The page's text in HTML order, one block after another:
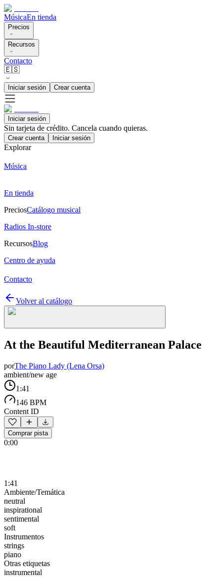
MúsicaEn tienda
Precios
Recursos
Contacto
🇪🇸
Iniciar sesión Crear cuenta
Iniciar sesión
Sin tarjeta de crédito. Cancela cuando quieras.
Crear cuenta Iniciar sesión
Explorar
Música
En tienda
PreciosCatálogo musical
Radios In-store
RecursosBlog
Centro de ayuda
Contacto
Volver al catálogo
At the Beautiful Mediterranean Palace
porThe Piano Lady (Lena Orsa)
ambient/new age
1:41
146 BPM
Content ID
Comprar pista
0:00
1:41
Ambiente/Temática
neutral
inspirational
sentimental
soft
Instrumentos
strings
piano
Otras etiquetas
instrumental